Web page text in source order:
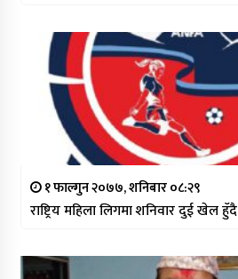
१ फाल्गुन २०७७, शनिबार ०८:२९
राष्ट्रिय महिला लिगमा शनिवार दुई खेल हुँदै